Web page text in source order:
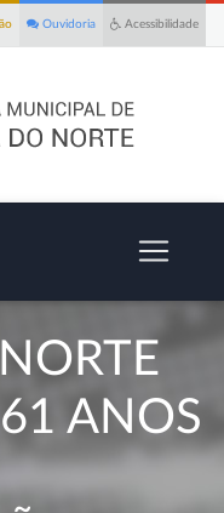
Acessibilidade
Ouvidoria
ANOS